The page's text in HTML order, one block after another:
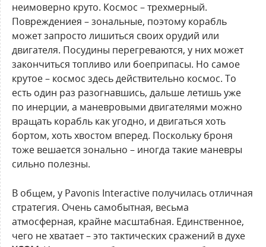
неимоверно круто. Космос – трехмерный.
Повреждениея – зональные, поэтому корабль
может запросто лишиться своих орудий или
двигателя. Посудины перегреваются, у них может
закончиться топливо или боеприпасы. Но самое
крутое – космос здесь действительно космос. То
есть один раз разогнавшись, дальше летишь уже
по инерции, а маневровыми двигателями можно
вращать корабль как угодно, и двигаться хоть
бортом, хоть хвостом вперед. Поскольку броня
тоже вешается зонально – иногда такие маневры
сильно полезны.
В общем, у Pavonis Interactive получилась отличная
стратегия. Очень самобытная, весьма
атмосферная, крайне масштабная. Единственное,
чего не хватает – это тактических сражений в духе